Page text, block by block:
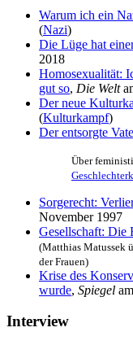
Warum ich ein
(Nazi)
Die Lüge hat
2018
Homosexualität:
gut so, Die Welt
Der neue
(Kulturkampf)
Der entsorgte
Über
Sorgerecht:
November 1997
Gesellschaft: Die
(Matthias Matussek
der Frauen)
Krise des
wurde, Spiegel
Interview